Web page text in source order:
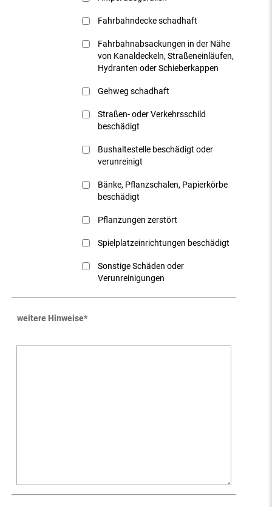
Fahrbahndecke schadhaft
Fahrbahnabsackungen in der Nähe
von Kanaldeckeln, Straßeneinläufen,
Hydranten oder Schieberkappen
Gehweg schadhaft
Straßen- oder Verkehrsschild
beschädigt
Bushaltestelle beschädigt oder
verunreinigt
Bänke, Pflanzschalen, Papierkörbe
beschädigt
Pflanzungen zerstört
Spielplatzeinrichtungen beschädigt
Sonstige Schäden oder
Verunreinigungen
weitere Hinweise*